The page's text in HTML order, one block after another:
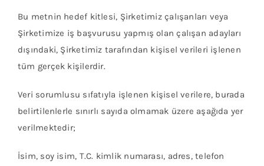
Bu metnin hedef kitlesi, Şirketimiz çalışanları veya
Şirketimize iş başvurusu yapmış olan çalışan adayları
dışındaki, Şirketimiz tarafından kişisel verileri işlenen
tüm gerçek kişilerdir.
Veri sorumlusu sıfatıyla işlenen kişisel verilere, burada
belirtilenlerle sınırlı sayıda olmamak üzere aşağıda yer
verilmektedir;
İsim, soy isim, T.C. kimlik numarası, adres, telefon